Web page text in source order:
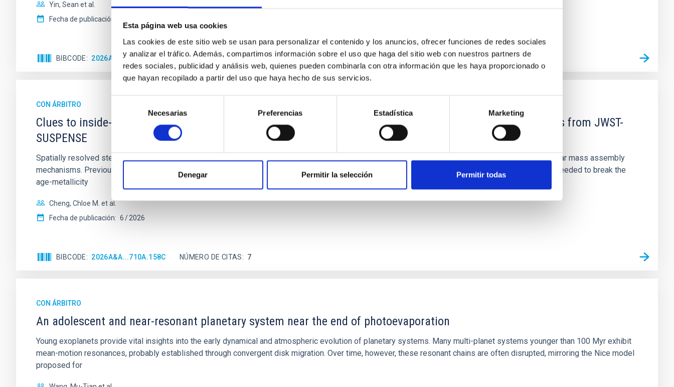
Esta página web usa cookies
Las cookies de este sitio web se usan para personalizar el contenido y los anuncios, ofrecer funciones de redes sociales
y analizar el tráfico. Además, compartimos información sobre el uso que haga del sitio web con nuestros partners de
redes sociales, publicidad y análisis web, quienes pueden combinarla con otra información que les haya proporcionado o
que hayan recopilado a partir del uso que haya hecho de sus servicios.
consentimiento
Necesarias Preferencias Estadística Marketing
Denegar Permitir la selección Permitir todas
Yin, Sean et al.
Fecha de publicación:
BIBCODE 2026APJ..1003...83Y NÚMERO DE CITAS 0
CON ÁRBITRO
Clues to inside-out quenching in quiescent galaxies at 1.2 ≲ z ≲ 2.2: Age, Fe-, and Mg-abundance gradients from JWST-
SUSPENSE
Spatially resolved stellar populations of massive quiescent galaxies at cosmic noon provide powerful insights into star-formation quenching and stellar mass assembly
mechanisms. Previous photometric studies have revealed that the cores of these galaxies are redder than their outskirts. However, spectroscopy is needed to break the
age-metallicity
Cheng, Chloe M. et al.
Fecha de publicación: 6 2026
BIBCODE 2026A&A...710A.158C NÚMERO DE CITAS 7
CON ÁRBITRO
An adolescent and near-resonant planetary system near the end of photoevaporation
Young exoplanets provide vital insights into the early dynamical and atmospheric evolution of planetary systems. Many multi-planet systems younger than 100 Myr exhibit
mean-motion resonances, probably established through convergent disk migration. Over time, however, these resonant chains are often disrupted, mirroring the Nice model
proposed for